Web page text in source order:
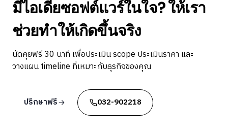
มีไอเดียซอฟต์แวร์ในใจ? ให้เรา
ช่วยทำให้เกิดขึ้นจริง
นัดคุยฟรี 30 นาที เพื่อประเมิน scope ประเมินราคา และ
วางแผน timeline ที่เหมาะกับธุรกิจของคุณ
ปรึกษาฟรี 032-902218